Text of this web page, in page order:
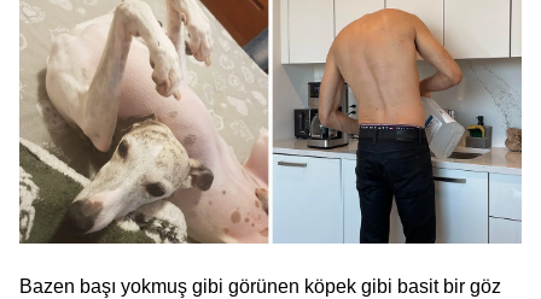
Bazen başı yokmuş gibi görünen köpek gibi basit bir göz